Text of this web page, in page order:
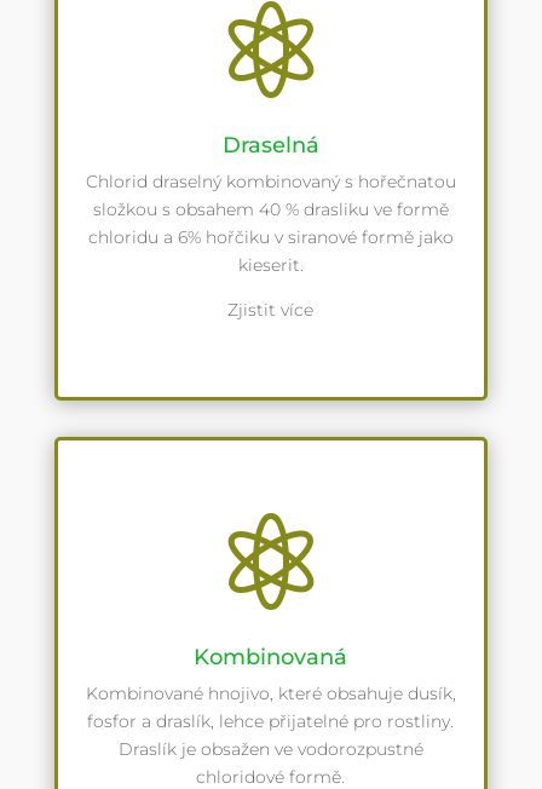

Draselná
Chlorid draselný kombinovaný s hořečnatou
složkou s obsahem 40 % drasliku ve formě
chloridu a 6% hořčiku v siranové formě jako
kieserit.
Zjistit více

Kombinovaná
Kombinované hnojivo, které obsahuje dusík,
fosfor a draslík, lehce přijatelné pro rostliny.
Draslík je obsažen ve vodorozpustné
chloridové formě.